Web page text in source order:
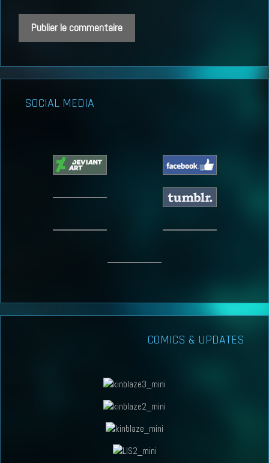
SOCIAL MEDIA
COMICS & UPDATES